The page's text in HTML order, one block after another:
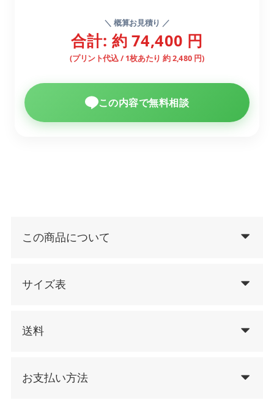
＼ 概算お見積り ／
合計: 約 74,400 円
(プリント代込 / 1枚あたり 約 2,480 円)
この内容で無料相談
この商品について
サイズ表
送料
お支払い方法